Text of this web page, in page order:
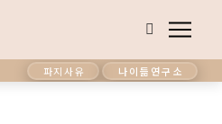
파지사유 나이듦연구소